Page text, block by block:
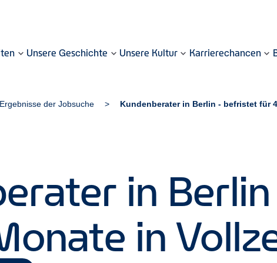
Unsere Geschichte Unsere Kultur Karrierechancen
Ergebnisse der Jobsuche Kundenberater in Berlin - befristet für
in
in